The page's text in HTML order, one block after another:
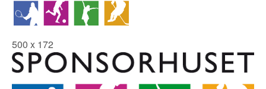
500 x 172